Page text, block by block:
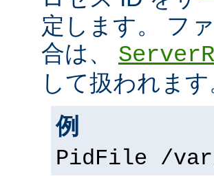
定します。 フ
合は、
して扱われます
例
PidFile /